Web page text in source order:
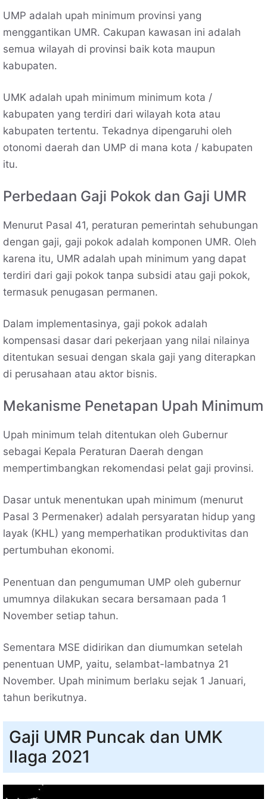
UMP adalah upah minimum provinsi yang
menggantikan UMR. Cakupan kawasan ini adalah
semua wilayah di provinsi baik kota maupun
kabupaten.
UMK adalah upah minimum minimum kota /
kabupaten yang terdiri dari wilayah kota atau
kabupaten tertentu. Tekadnya dipengaruhi oleh
otonomi daerah dan UMP di mana kota / kabupaten
itu.
Perbedaan Gaji Pokok dan Gaji UMR
Menurut Pasal 41, peraturan pemerintah sehubungan
dengan gaji, gaji pokok adalah komponen UMR. Oleh
karena itu, UMR adalah upah minimum yang dapat
terdiri dari gaji pokok tanpa subsidi atau gaji pokok,
termasuk penugasan permanen.
Dalam implementasinya, gaji pokok adalah
kompensasi dasar dari pekerjaan yang nilai nilainya
ditentukan sesuai dengan skala gaji yang diterapkan
di perusahaan atau aktor bisnis.
Mekanisme Penetapan Upah Minimum
Upah minimum telah ditentukan oleh Gubernur
sebagai Kepala Peraturan Daerah dengan
mempertimbangkan rekomendasi pelat gaji provinsi.
Dasar untuk menentukan upah minimum (menurut
Pasal 3 Permenaker) adalah persyaratan hidup yang
layak (KHL) yang memperhatikan produktivitas dan
pertumbuhan ekonomi.
Penentuan dan pengumuman UMP oleh gubernur
umumnya dilakukan secara bersamaan pada 1
November setiap tahun.
Sementara MSE didirikan dan diumumkan setelah
penentuan UMP, yaitu, selambat-lambatnya 21
November. Upah minimum berlaku sejak 1 Januari,
tahun berikutnya.
Gaji UMR Puncak dan UMK
Ilaga 2021